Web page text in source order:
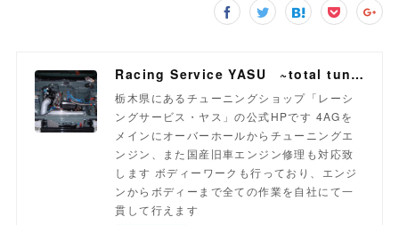
Racing Service YASU ~total tuning proshop~
栃木県にあるチューニングショップ「レーシ
ングサービス・ヤス」の公式HPです 4AGを
メインにオーバーホールからチューニングエ
ンジン、また国産旧車エンジン修理も対応致
します ボディーワークも行っており、エンジ
ンからボディーまで全ての作業を自社にて一
貫して行えます